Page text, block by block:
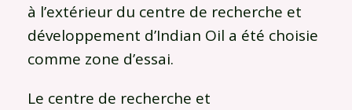
à l’extérieur du centre de recherche et
développement d’Indian Oil a été choisie
comme zone d’essai.
Le centre de recherche et